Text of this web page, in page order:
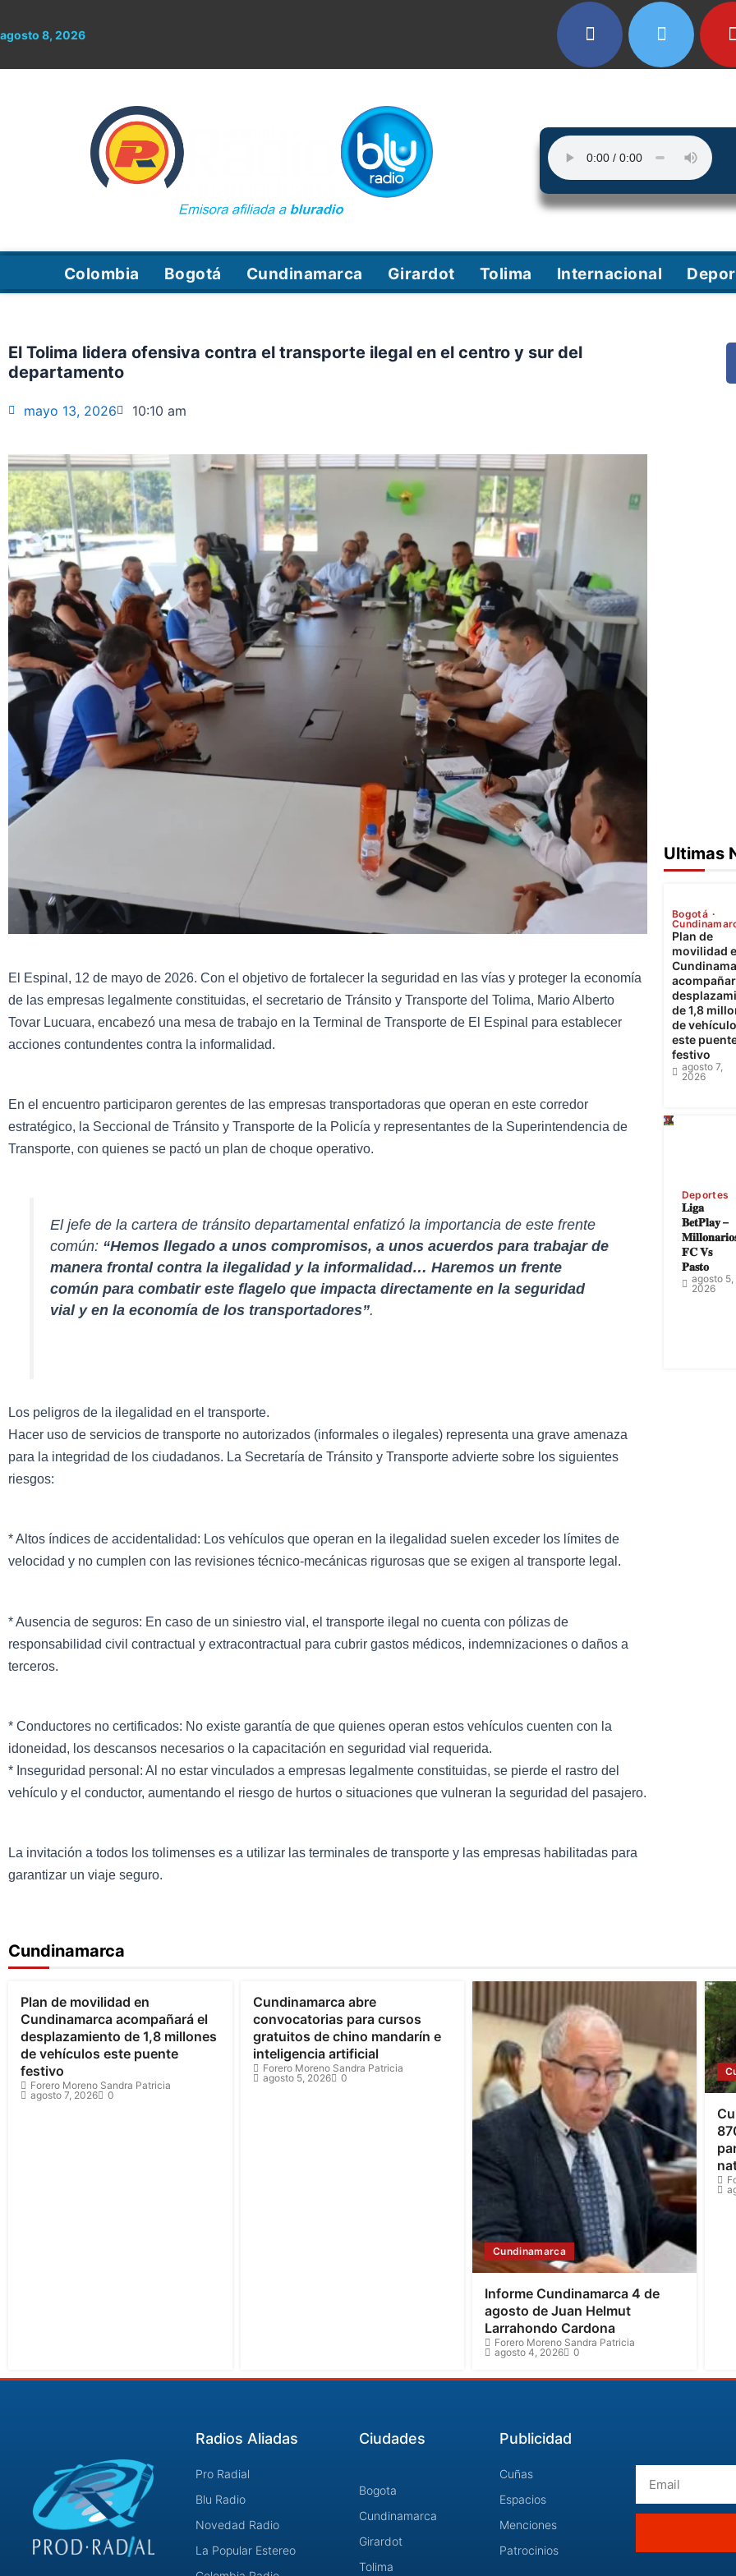
al
agosto 8, 2026
Colombia Bogotá Cundinamarca Girardot Tolima Internacional
El Tolima lidera ofensiva contra el transporte ilegal en el centro y sur del
departamento
mayo 13, 2026 10:10 am
El Espinal, 12 de mayo de 2026. Con el objetivo de fortalecer la seguridad en las vías y proteger la economía
de las empresas legalmente constituidas, el secretario de Tránsito y Transporte del Tolima, Mario Alberto
Tovar Lucuara, encabezó una mesa de trabajo en la Terminal de Transporte de El Espinal para establecer
acciones contundentes contra la informalidad.
En el encuentro participaron gerentes de las empresas transportadoras que operan en este corredor
estratégico, la Seccional de Tránsito y Transporte de la Policía y representantes de la Superintendencia de
Transporte, con quienes se pactó un plan de choque operativo.
El jefe de la cartera de tránsito departamental enfatizó la importancia de este frente
común: “Hemos llegado a unos compromisos, a unos acuerdos para trabajar de
manera frontal contra la ilegalidad y la informalidad… Haremos un frente
común para combatir este flagelo que impacta directamente en la seguridad
vial y en la economía de los transportadores”.
Los peligros de la ilegalidad en el transporte.
Hacer uso de servicios de transporte no autorizados (informales o ilegales) representa una grave amenaza
para la integridad de los ciudadanos. La Secretaría de Tránsito y Transporte advierte sobre los siguientes
riesgos:
* Altos índices de accidentalidad: Los vehículos que operan en la ilegalidad suelen exceder los límites de
velocidad y no cumplen con las revisiones técnico-mecánicas rigurosas que se exigen al transporte legal.
* Ausencia de seguros: En caso de un siniestro vial, el transporte ilegal no cuenta con pólizas de
responsabilidad civil contractual y extracontractual para cubrir gastos médicos, indemnizaciones o daños a
terceros.
* Conductores no certificados: No existe garantía de que quienes operan estos vehículos cuenten con la
idoneidad, los descansos necesarios o la capacitación en seguridad vial requerida.
* Inseguridad personal: Al no estar vinculados a empresas legalmente constituidas, se pierde el rastro del
vehículo y el conductor, aumentando el riesgo de hurtos o situaciones que vulneran la seguridad del pasajero.
La invitación a todos los tolimenses es a utilizar las terminales de transporte y las empresas habilitadas para
garantizar un viaje seguro.
Ultimas
Bogotá
Plan de
movilidad
de 1,8
de
este
festivo
agosto 7,
2026
Deportes
𝐋𝐢𝐠𝐚
𝐁𝐞𝐭𝐏𝐥𝐚𝐲 –
𝐅𝐂 𝐕𝐬
𝐏𝐚𝐬𝐭𝐨
agosto 5,
2026
Cundinamarca
Bogotá Cundinamarca
Plan de movilidad en
Cundinamarca acompañará el
desplazamiento de 1,8 millones
de vehículos este puente
festivo
Forero Moreno Sandra Patricia
agosto 7, 2026
0
Cundinamarca abre
convocatorias para cursos
gratuitos de chino mandarín e
inteligencia artificial
Forero Moreno Sandra Patricia
agosto 5, 2026
0
Cundinamarca
Informe Cundinamarca 4 de
agosto de Juan Helmut
Larrahondo Cardona
Forero Moreno Sandra Patricia
agosto 4, 2026
0
Radios Aliadas
Pro Radial
Blu Radio
Novedad Radio
La Popular Estereo
Ciudades
Bogota
Cundinamarca
Girardot
Tolima
Publicidad
Cuñas
Espacios
Menciones
Patrocinios